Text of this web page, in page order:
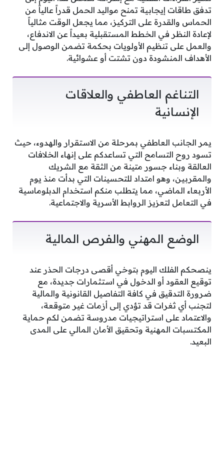
تدفق طاقات إيجابية تمنح مواليد الحمل قدراً عالياً من
الحماس والقدرة على التركيز، مما يجعل الوقت مثالياً
لإعادة النظر في الخطط المستقبلية بعيداً عن الاندفاع،
والعمل على تنظيم الأولويات بحكمة تضمن الوصول إلى
الأهداف المنشودة دون تشتت أو عشوائية.
التناغم العاطفي والعلاقات
الإنسانية
يمر الجانب العاطفي بمرحلة من الاستقرار والهدوء، حيث
تسود روح التسامح التي تساعدكم على إنهاء الخلافات
العالقة وبناء جسور متينة من الثقة مع الشريك
والمقربين، وهو امتداد للتحسينات التي بدأت منذ يوم
الأربعاء الماضي، مما يتطلب منكم استخدام الدبلوماسية
في التعامل لتعزيز الروابط الأسرية والاجتماعية.
الوضع المهني والفرص المالية
ينصحكم الفلك اليوم بتوخي أقصى درجات الحذر عند
توقيع العقود أو الدخول في استثمارات جديدة، مع
ضرورة التدقيق في كافة التفاصيل القانونية والمالية
لتجنب أي ثغرات قد تؤدي إلى أزمات غير متوقعة،
والاعتماد على استراتيجيات مدروسة تضمن لكم حماية
المكتسبات المهنية وتحقيق الأمان المالي على المدى
البعيد.